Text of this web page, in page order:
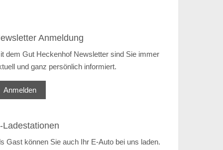
Anmeldung
dem Gut Heckenhof Newsletter sind Sie immer
und ganz persönlich informiert.
Anmelden
Ladestationen
Gast können Sie auch Ihr E-Auto bei uns laden.